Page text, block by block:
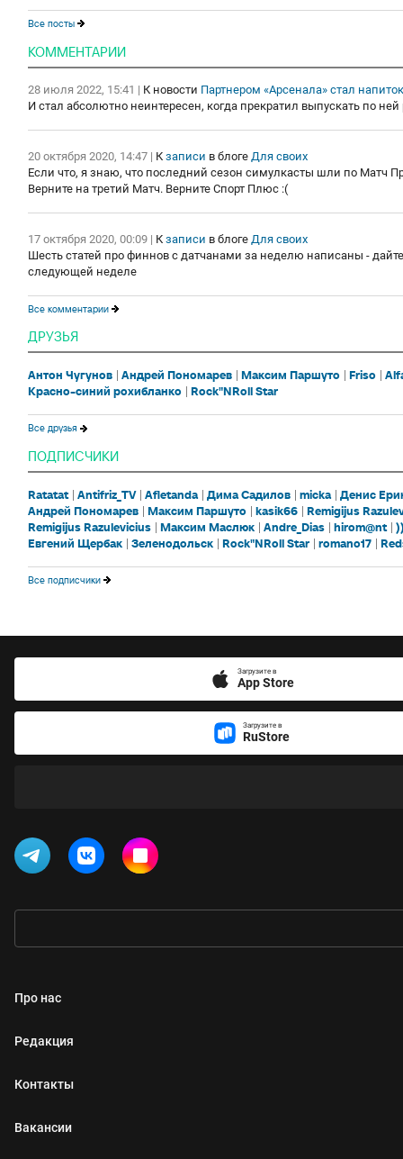
Все посты
КОММЕНТАРИИ
28 июля 2022, 15:41 | К новости Партнером «Арсенала» стал
И стал абсолютно неинтересен, когда прекратил выпускать по
20 октября 2020, 14:47 | К записи в блоге Для своих
Если что, я знаю, что последний сезон симулкасты шли по Матч
Верните на третий Матч. Верните Спорт Плюс :(
17 октября 2020, 00:09 | К записи в блоге Для своих
Шесть статей про финнов с датчанами за неделю написаны -
следующей неделе
Все комментарии
ДРУЗЬЯ
Антон Чугунов Андрей Пономарев Максим Паршуто Friso
Красно-синий рохибланко Rock"NRoll Star
Все друзья
ПОДПИСЧИКИ
Ratatat Antifriz_TV Afletanda Дима Садилов micka Денис
Андрей Пономарев Максим Паршуто kasik66 Remigijus
Remigijus Razulevicius Максим Маслюк Andre_Dias hirom@nt
Евгений Щербак Зеленодольск Rock"NRoll Star romano17
Все подписчики
Загрузите в
App Store
Загрузите в
RuStore
Про нас
Редакция
Контакты
Вакансии